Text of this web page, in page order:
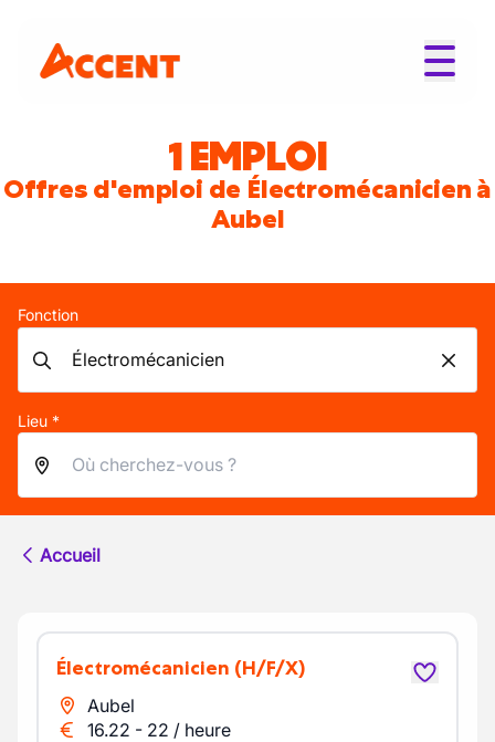
1 EMPLOI
Offres d'emploi de Électromécanicien à
Aubel
Fonction
Lieu *
Accueil
Électromécanicien (H/F/X)
Aubel
16.22 - 22 / heure